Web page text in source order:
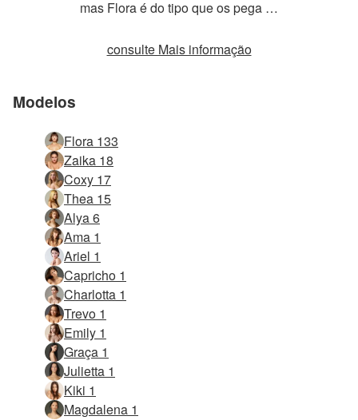
mas Flora é do tipo que os pega …
consulte Mais informação
Modelos
Flora 133
Zaika 18
Coxy 17
Thea 15
Alya 6
Ama 1
Ariel 1
Capricho 1
Charlotta 1
Trevo 1
Emily 1
Graça 1
Julietta 1
Kiki 1
Magdalena 1